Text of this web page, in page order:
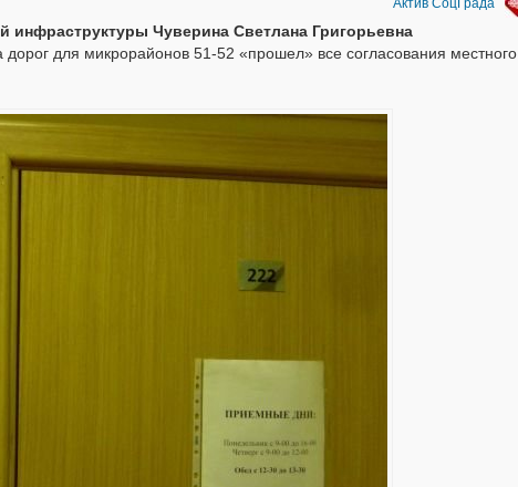
Актив СоцГрада
инфраструктуры Чуверина Светлана Григорьевна
дорог для микрорайонов 51-52 «прошел» все согласования местного